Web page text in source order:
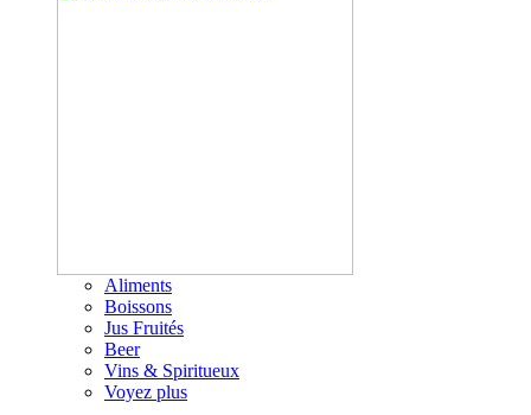
Aliments
Boissons
Jus Fruités
Beer
Vins & Spiritueux
Voyez plus